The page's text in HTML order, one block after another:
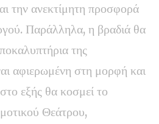
την ανεκτίμητη προσφορά
Παράλληλα, η βραδιά θα
της
αφιερωμένη στη μορφή και
εξής θα κοσμεί το
Θεάτρου,